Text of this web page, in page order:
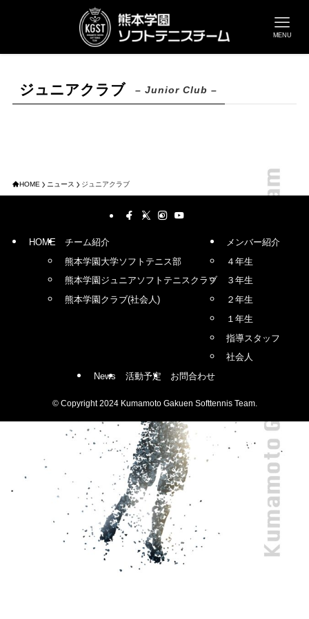
MENU
ジュニアクラブ – Junior Club –
HOME ニュース ジュニアクラブ
HOME
チーム紹介
熊本学園大学ソフトテニス部
熊本学園ジュニアソフトテニスクラブ
熊本学園クラブ(社会人)
メンバー紹介
４年生
３年生
２年生
１年生
指導スタッフ
社会人
News
活動予定 お問合わせ
©Copyright 2024 Kumamoto Gakuen Softtennis Team.